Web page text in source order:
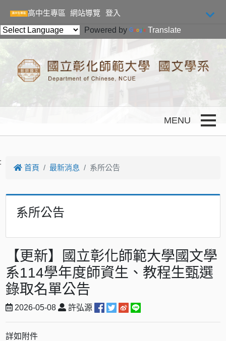
高中生專區
網站導覽
登入
Powered by
Translate
首頁 最新消息 系所公告
系所公告
【更新】國立彰化師範大學國文學
系114學年度師資生、教程生甄選
錄取名單公告
2026-05-08 許弘源
詳如附件